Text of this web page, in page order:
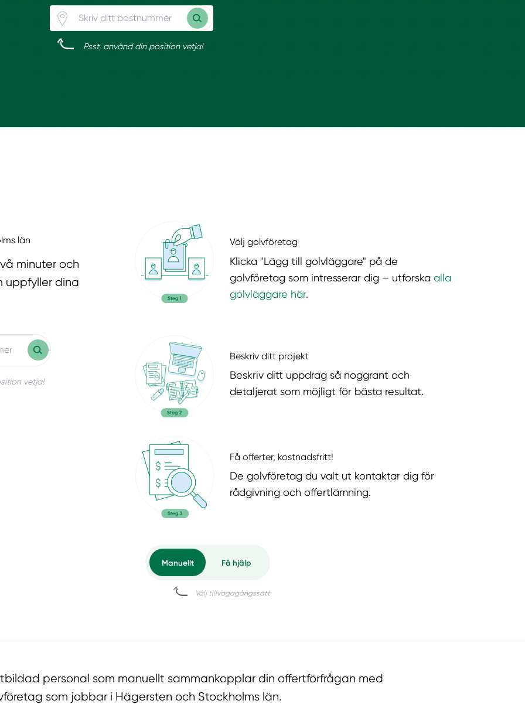
Psst, använd din position vetja!
län
minuter och
uppfyller dina
vetja!
Välj golvföretag
Klicka "Lägg till golvläggare" på de
golvföretag som intresserar dig – utforska alla
golvläggare här.
Beskriv ditt projekt
Beskriv ditt uppdrag så noggrant och
detaljerat som möjligt för bästa resultat.
Få offerter, kostnadsfritt!
De golvföretag du valt ut kontaktar dig för
rådgivning och offertlämning.
personal som manuellt sammankopplar din offertförfrågan med
som jobbar i Hägersten och Stockholms län.